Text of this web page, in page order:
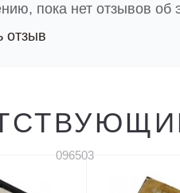
пока нет отзывов об
отзыв
096503